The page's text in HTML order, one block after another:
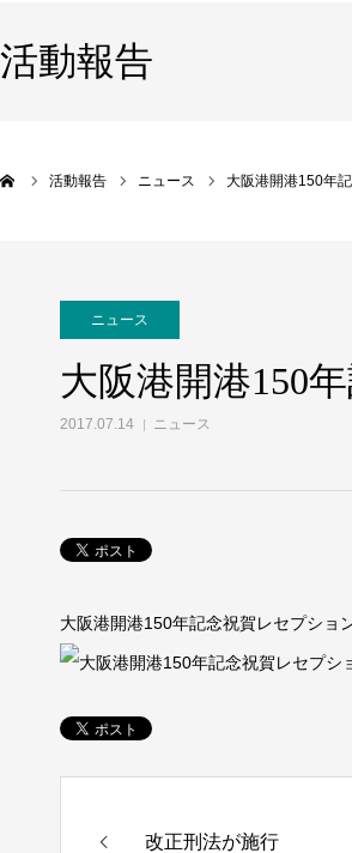
活動報告
活動報告 ニュース 大阪港開港150年
ニュース
大阪港開港150
2017.07.14 ニュース
大阪港開港150年記念祝賀レセプショ
改正刑法が施行